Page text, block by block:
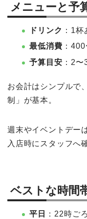
メニューと予
ドリンク ：1
最低消費 ：
予算目安 ：2
お会計はシンプルで
制」が基本。
週末やイベントデー
入店時にスタッフへ
ベストな時間
平日
：22時ご